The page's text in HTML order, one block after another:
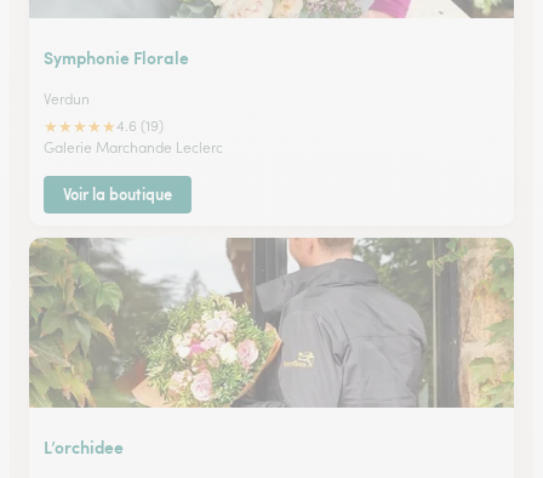
Symphonie Florale
Verdun
★★★★★4.6 (19)
Galerie Marchande Leclerc
Voir la boutique
L’orchidee